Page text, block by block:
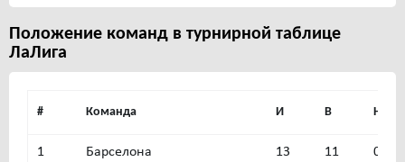
Положение команд в турнирной таблице
ЛаЛига
# Команда И В Н
1 Барселона 13 11 0